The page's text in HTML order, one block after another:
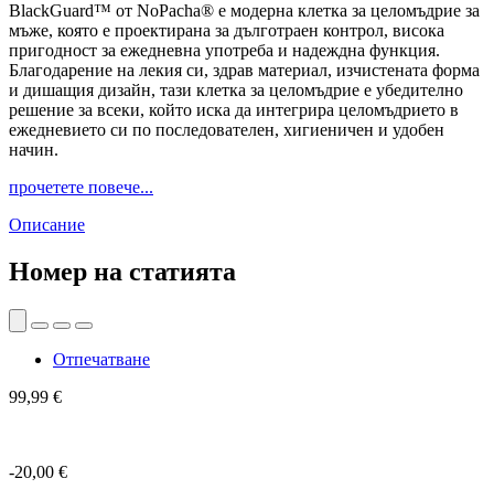
BlackGuard™ от NoPacha® е модерна клетка за целомъдрие за
мъже, която е проектирана за дълготраен контрол, висока
пригодност за ежедневна употреба и надеждна функция.
Благодарение на лекия си, здрав материал, изчистената форма
и дишащия дизайн, тази клетка за целомъдрие е убедително
решение за всеки, който иска да интегрира целомъдрието в
ежедневието си по последователен, хигиеничен и удобен
начин.
прочетете повече...
Описание
Номер на статията
Отпечатване
99,99 €
-20,00 €